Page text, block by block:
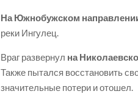
На Южнобужском
реки Ингулец.
Враг развернул на
Также пытался восстановить
значительные потери и отошел.